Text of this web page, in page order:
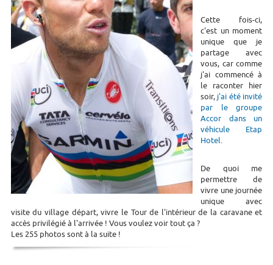
Cette fois-ci,
c'est un moment
unique que je
partage avec
vous, car comme
j'ai commencé à
le raconter hier
soir, j'ai été invité
par le groupe
Accor dans un
véhicule Etap
Hotel.
De quoi me
permettre de
vivre une journée
unique avec
visite du village départ, vivre le Tour de l'intérieur de la caravane et
accès privilégié à l'arrivée ! Vous voulez voir tout ça ?
Les 255 photos sont à la suite !